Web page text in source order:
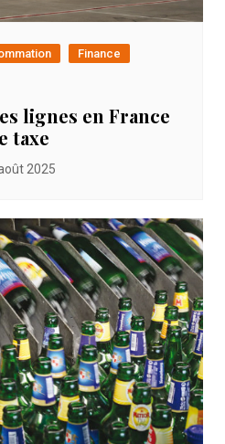
Finance
lignes en France
taxe
2025